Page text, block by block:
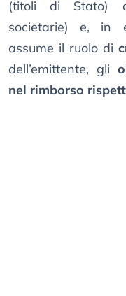
(titoli di Stato)
societarie) e, in
assume il ruolo di
dell’emittente, gli
nel rimborso